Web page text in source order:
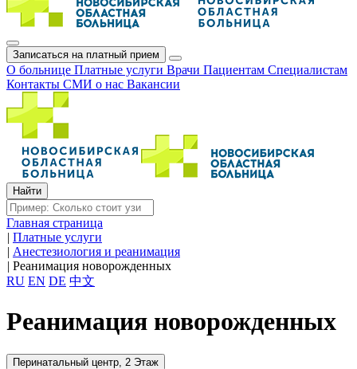
Записаться на платный прием
О больнице Платные услуги Врачи Пациентам Специалистам
Контакты СМИ о нас Вакансии
Главная страница
| Платные услуги
| Анестезиология и реанимация
| Реанимация новорожденных
RU EN DE 中文
Реанимация новорожденных
Перинатальный центр, 2 Этаж